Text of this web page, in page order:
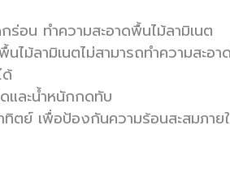
ร่อน ทำความสะอาดพื้นไม้ลามิเนต
ไม้ลามิเนตไม่สามารถทำความสะอ
ด้
และน้ำหนักกดทับ
ตย์ เพื่อป้องกันความร้อนสะสมภาย